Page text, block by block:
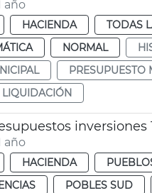
año
HACIENDA TODAS
NORMAL
PRESUPUESTO
LIQUIDACIÓN
inversiones
año
HACIENDA
POBLES SUD